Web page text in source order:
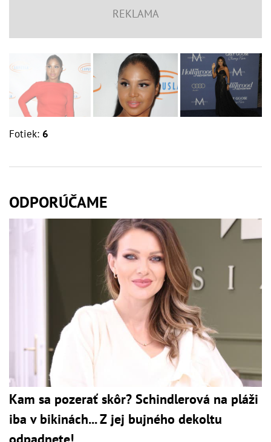
Fotiek: 6
ODPORÚČAME
Kam sa pozerať skôr? Schindlerová na pláži
iba v bikinách... Z jej bujného dekoltu